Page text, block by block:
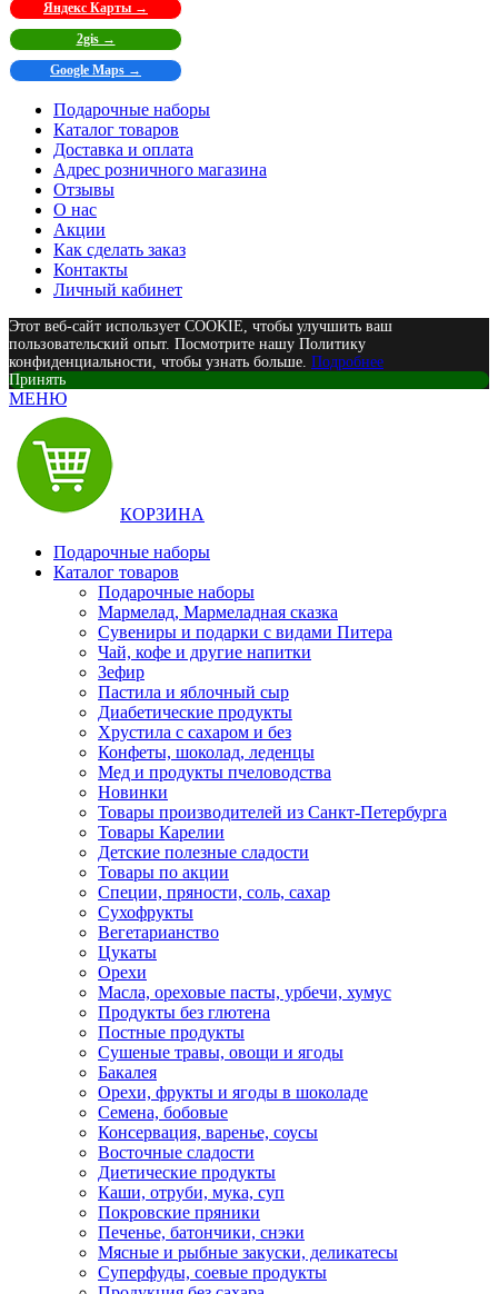
Яндекс Карты →
2gis →
Google Maps →
Подарочные наборы
Каталог товаров
Доставка и оплата
Адрес розничного магазина
Отзывы
О нас
Акции
Как сделать заказ
Контакты
Личный кабинет
Этот веб-сайт использует COOKIE, чтобы улучшить ваш
пользовательский опыт. Посмотрите нашу Политику
конфиденциальности, чтобы узнать больше. Подробнее
Принять
МЕНЮ
КОРЗИНА
Подарочные наборы
Каталог товаров
Подарочные наборы
Мармелад, Мармеладная сказка
Сувениры и подарки с видами Питера
Чай, кофе и другие напитки
Зефир
Пастила и яблочный сыр
Диабетические продукты
Хрустила с сахаром и без
Конфеты, шоколад, леденцы
Мед и продукты пчеловодства
Новинки
Товары производителей из Санкт-Петербурга
Товары Карелии
Детские полезные сладости
Товары по акции
Специи, пряности, соль, сахар
Сухофрукты
Вегетарианство
Цукаты
Орехи
Масла, ореховые пасты, урбечи, хумус
Продукты без глютена
Постные продукты
Сушеные травы, овощи и ягоды
Бакалея
Орехи, фрукты и ягоды в шоколаде
Семена, бобовые
Консервация, варенье, соусы
Восточные сладости
Диетические продукты
Каши, отруби, мука, суп
Покровские пряники
Печенье, батончики, снэки
Мясные и рыбные закуски, деликатесы
Суперфуды, соевые продукты